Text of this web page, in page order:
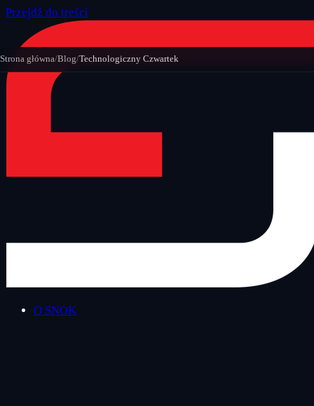
Przejdź do treści
O SNOK
Strona główna/Blog/Technologiczny Czwartek